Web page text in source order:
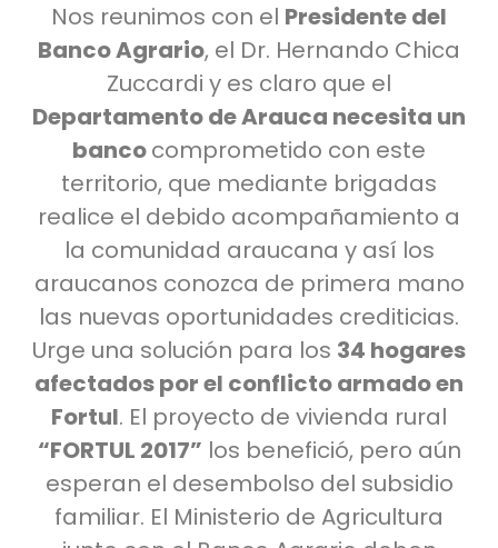
Nos reunimos con el Presidente del
Banco Agrario, el Dr. Hernando Chica
Zuccardi y es claro que el
Departamento de Arauca necesita un
bancocomprometido con este
territorio, que mediante brigadas
realice el debido acompañamiento a
la comunidad araucana y así los
araucanos conozca de primera mano
las nuevas oportunidades crediticias.
Urge una solución para los 34 hogares
afectados por el conflicto armado en
Fortul. El proyecto de vivienda rural
“FORTUL 2017” los benefició, pero aún
esperan el desembolso del subsidio
familiar. El Ministerio de Agricultura